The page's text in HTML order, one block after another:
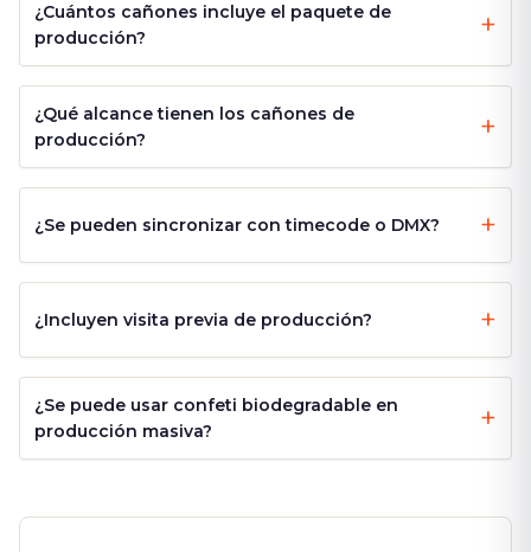
¿Cuántos cañones incluye el paquete de
producción?
¿Qué alcance tienen los cañones de
producción?
¿Se pueden sincronizar con timecode o DMX?
¿Incluyen visita previa de producción?
¿Se puede usar confeti biodegradable en
producción masiva?